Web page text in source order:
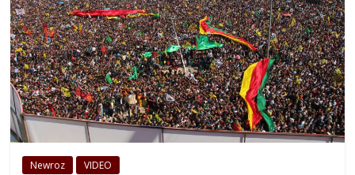
Newroz VIDEO